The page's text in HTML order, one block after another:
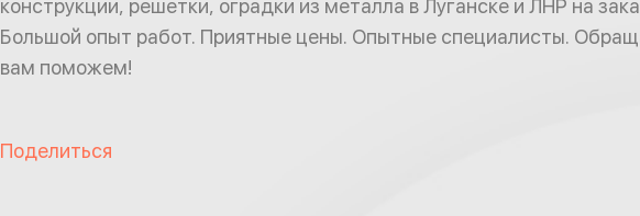
конструкции, решетки, оградки из металла в Луганске и ЛНР на
Большой опыт работ. Приятные цены. Опытные специалисты.
вам поможем!
Поделиться